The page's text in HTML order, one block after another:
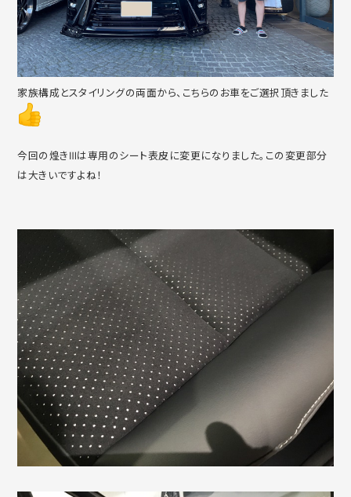
家族構成とスタイリングの両面から、こちらのお車をご選択頂きました
今回の煌きⅢは専用のシート表皮に変更になりました。この変更部分
は大きいですよね！